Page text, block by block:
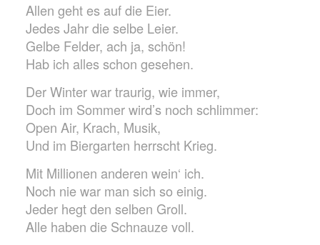
Allen geht es auf die Eier.
Jedes Jahr die selbe Leier.
Gelbe Felder, ach ja, schön!
Hab ich alles schon gesehen.
Der Winter war traurig, wie immer,
Doch im Sommer wird’s noch schlimmer:
Open Air, Krach, Musik,
Und im Biergarten herrscht Krieg.
Mit Millionen anderen wein‘ ich.
Noch nie war man sich so einig.
Jeder hegt den selben Groll.
Alle haben die Schnauze voll.